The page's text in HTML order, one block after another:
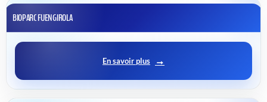
BIOPARC FUENGIROLA
En savoir plus